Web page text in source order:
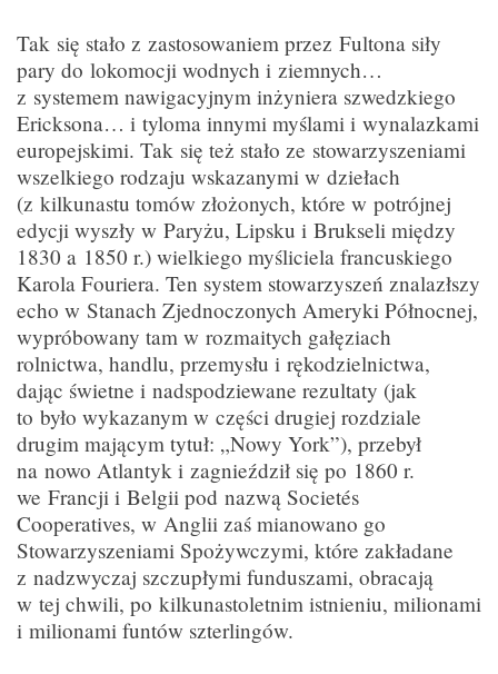
Tak się stało z zastosowaniem przez Fultona siły
pary do lokomocji wodnych i ziemnych…
z systemem nawigacyjnym inżyniera szwedzkiego
Ericksona… i tyloma innymi myślami i wynalazkami
europejskimi. Tak się też stało ze stowarzyszeniami
wszelkiego rodzaju wskazanymi w dziełach
(z kilkunastu tomów złożonych, które w potrójnej
edycji wyszły w Paryżu, Lipsku i Brukseli między
1830 a 1850 r.) wielkiego myśliciela francuskiego
Karola Fouriera. Ten system stowarzyszeń znalazłszy
echo w Stanach Zjednoczonych Ameryki Północnej,
wypróbowany tam w rozmaitych gałęziach
rolnictwa, handlu, przemysłu i rękodzielnictwa,
dając świetne i nadspodziewane rezultaty (jak
to było wykazanym w części drugiej rozdziale
drugim mającym tytuł: „Nowy York”), przebył
na nowo Atlantyk i zagnieździł się po 1860 r.
we Francji i Belgii pod nazwą Societés
Cooperatives, w Anglii zaś mianowano go
Stowarzyszeniami Spożywczymi, które zakładane
z nadzwyczaj szczupłymi funduszami, obracają
w tej chwili, po kilkunastoletnim istnieniu, milionami
i milionami funtów szterlingów.